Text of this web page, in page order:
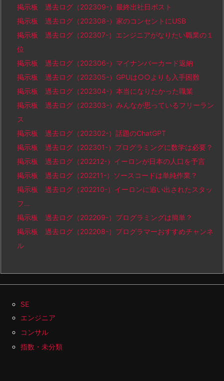
掲示板 過去ログ（202309-）最終出社日ポスト
掲示板 過去ログ（202308-）家のコンセントにUSB
掲示板 過去ログ（202307-）エンジニアがなりたい職業の１
位
掲示板 過去ログ（202306-）マイナンバーカード返納
掲示板 過去ログ（202305-）GPUは○○よりも入手困難
掲示板 過去ログ（202304-）本当になりたかった職業
掲示板 過去ログ（202303-）みんなが思っているフリーラン
ス
掲示板 過去ログ（202302-）話題のChatGPT
掲示板 過去ログ（202301-）プログラミングに数学は必要？
掲示板 過去ログ（202212-）イーロンが日本の人口を予言
掲示板 過去ログ（202211-）ソースコードは単純作業？
掲示板 過去ログ（202210-）イーロンに追い出されたスタッ
フ…
掲示板 過去ログ（202209-）プログラミングは簡単？
掲示板 過去ログ（202208-）プログラマーおすすめチャンネ
ル
SE
エンジニア
コンサル
指数・未分類